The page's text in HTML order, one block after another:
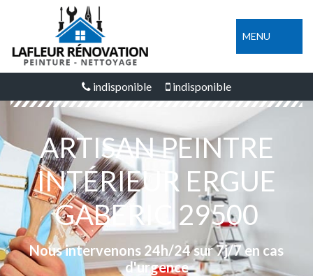
MENU
indisponible indisponible
ARTISAN PEINTRE
INTÉRIEUR ERGUE
GABERIC 29500
Nous intervenons 24h/24 sur 7j/7 en cas
d'urgence